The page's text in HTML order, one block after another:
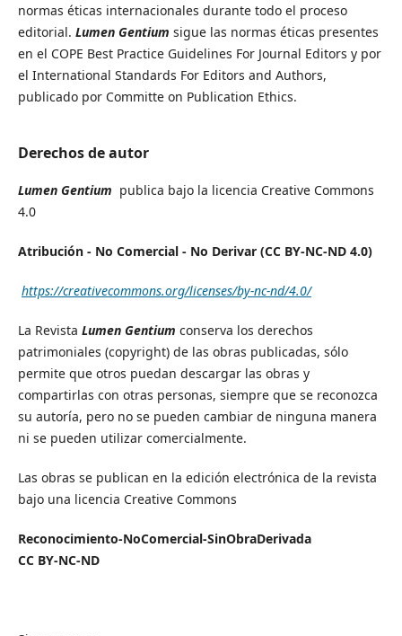
normas éticas internacionales durante todo el proceso
editorial. Lumen Gentium sigue las normas éticas presentes
en el COPE Best Practice Guidelines For Journal Editors y por
el International Standards For Editors and Authors,
publicado por Committe on Publication Ethics.
Derechos de autor
Lumen Gentium publica bajo la licencia Creative Commons
4.0
Atribución - No Comercial - No Derivar (CC BY-NC-ND 4.0)
https://creativecommons.org/licenses/by-nc-nd/4.0/
La Revista Lumen Gentium conserva los derechos
patrimoniales (copyright) de las obras publicadas, sólo
permite que otros puedan descargar las obras y
compartirlas con otras personas, siempre que se reconozca
su autoría, pero no se pueden cambiar de ninguna manera
ni se pueden utilizar comercialmente.
Las obras se publican en la edición electrónica de la revista
bajo una licencia Creative Commons
Reconocimiento-NoComercial-SinObraDerivada
CC BY-NC-ND